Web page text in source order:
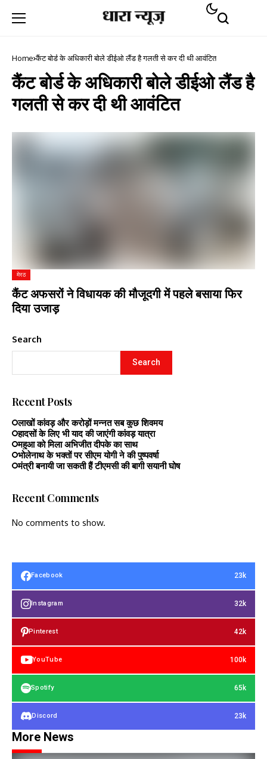
Home कैंट बोर्ड के अधिकारी बोले डीईओ लैंड है गलती से कर दी थी आवंटित
कैंट बोर्ड के अधिकारी बोले डीईओ लैंड है
गलती से कर दी थी आवंटित
मेरठ
कैंट अफसरों ने विधायक की मौजूदगी में पहले बसाया फिर
दिया उजाड़
Search
Search
Recent Posts
लाखों कांवड़ और करोड़ों मन्नत सब कुछ शिवमय
हादसों के लिए भी याद की जाएंगी कांवड़ यात्रा
महुआ को मिला अभिजीत दीपके का साथ
भोलेनाथ के भक्तों पर सीएम योगी ने की पुष्पवर्षा
मंत्री बनायी जा सकती हैं टीएमसी की बागी सयानी घोष
Recent Comments
No comments to show.
Facebook 23k
Instagram 32k
Pinterest 42k
YouTube 100k
Spotify 65k
Discord 23k
More News